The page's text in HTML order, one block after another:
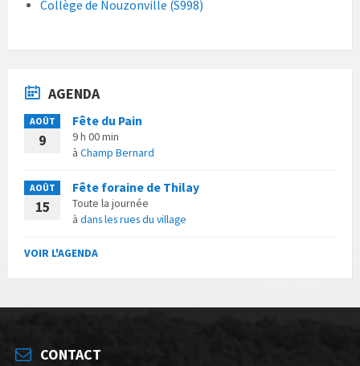
Collège de Nouzonville (S998)
AGENDA
AOÛT
9
Fête du Pain
9 h 00 min
à Champ Bernard
AOÛT
15
Fête foraine de Thilay
Toute la journée
à dans les rues du village
VOIR L'AGENDA
CONTACT